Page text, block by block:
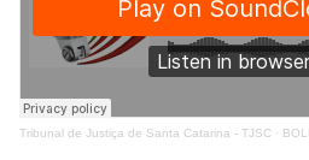
Tribunal de Justiça de Santa Catarina - TJSC ·